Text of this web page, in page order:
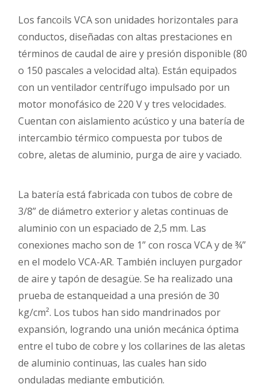
Los fancoils VCA son unidades horizontales para
conductos, diseñadas con altas prestaciones en
términos de caudal de aire y presión disponible (80
o 150 pascales a velocidad alta). Están equipados
con un ventilador centrífugo impulsado por un
motor monofásico de 220 V y tres velocidades.
Cuentan con aislamiento acústico y una batería de
intercambio térmico compuesta por tubos de
cobre, aletas de aluminio, purga de aire y vaciado.
La batería está fabricada con tubos de cobre de
3/8” de diámetro exterior y aletas continuas de
aluminio con un espaciado de 2,5 mm. Las
conexiones macho son de 1” con rosca VCA y de ¾”
en el modelo VCA-AR. También incluyen purgador
de aire y tapón de desagüe. Se ha realizado una
prueba de estanqueidad a una presión de 30
kg/cm². Los tubos han sido mandrinados por
expansión, logrando una unión mecánica óptima
entre el tubo de cobre y los collarines de las aletas
de aluminio continuas, las cuales han sido
onduladas mediante embutición.